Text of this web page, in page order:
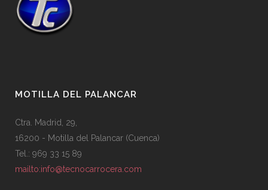
MOTILLA DEL PALANCAR
Ctra. Madrid, 29,
16200 - Motilla del Palancar (Cuenca)
Tel.: 969 33 15 89
mailto:info@tecnocarrocera.com